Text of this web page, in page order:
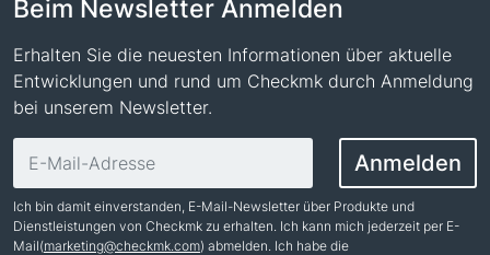
Beim Newsletter Anmelden
Erhalten Sie die neuesten Informationen über aktuelle
Entwicklungen und rund um Checkmk durch Anmeldung
bei unserem Newsletter.
Anmelden
Ich bin damit einverstanden, E-Mail-Newsletter über Produkte und
Dienstleistungen von Checkmk zu erhalten. Ich kann mich jederzeit per E-
Mail(marketing@checkmk.com) abmelden. Ich habe die